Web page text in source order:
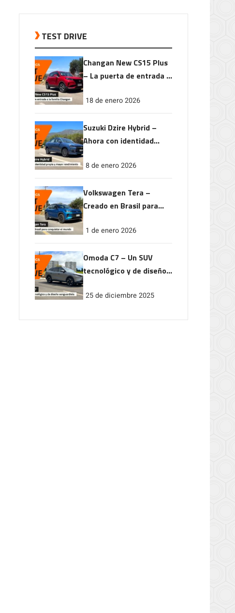
TEST DRIVE
Changan New CS15 Plus
– La puerta de entrada a
18 de enero 2026
Suzuki Dzire Hybrid –
Ahora con identidad
rendimiento
8 de enero 2026
Volkswagen Tera –
Creado en Brasil para
1 de enero 2026
Omoda C7 – Un SUV
tecnológico y de diseño
25 de diciembre 2025